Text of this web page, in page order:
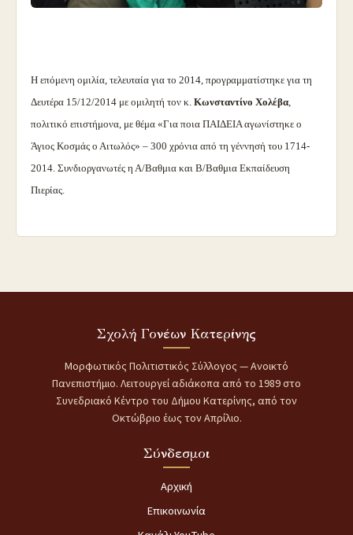
Η επόμενη ομιλία, τελευταία για το 2014, προγραμματίστηκε για τη
Δευτέρα 15/12/2014 με ομιλητή τον κ. Κωνσταντίνο Χολέβα,
πολιτικό επιστήμονα, με θέμα «Για ποια ΠΑΙΔΕΙΑ αγωνίστηκε ο
Άγιος Κοσμάς ο Αιτωλός» – 300 χρόνια από τη γέννησή του 1714-
2014. Συνδιοργανωτές η Α/Βαθμια και Β/Βαθμια Εκπαίδευση
Πιερίας.
Σχολή Γονέων Κατερίνης
Μορφωτικός Πολιτιστικός Σύλλογος — Ανοικτό
Πανεπιστήμιο. Λειτουργεί αδιάκοπα από το 1989 στο
Συνεδριακό Κέντρο του Δήμου Κατερίνης, από τον
Οκτώβριο έως τον Απρίλιο.
Σύνδεσμοι
Αρχική
Επικοινωνία